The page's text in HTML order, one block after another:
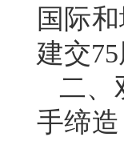
国际
建交
二、
手缔